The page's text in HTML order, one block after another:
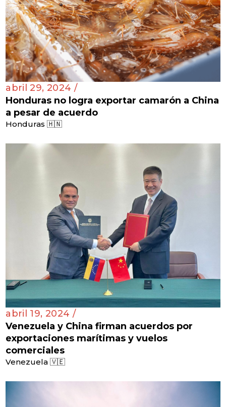
abril 29, 2024 /
Honduras no logra exportar camarón a China
a pesar de acuerdo
Honduras 🇭🇳
abril 19, 2024 /
Venezuela y China firman acuerdos por
exportaciones marítimas y vuelos
comerciales
Venezuela 🇻🇪